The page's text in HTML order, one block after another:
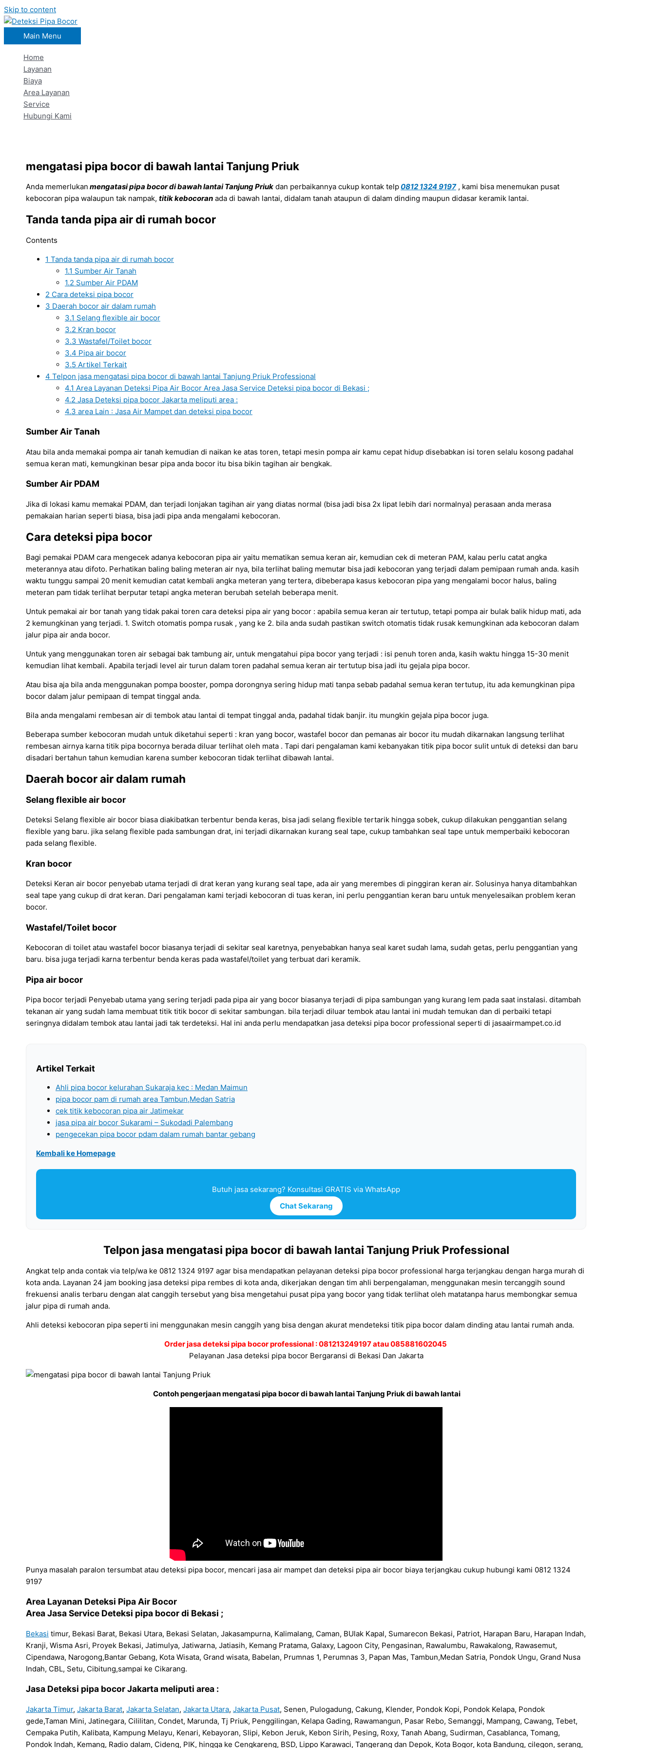
Skip to content
Main Menu
Home
Layanan
Biaya
Area Layanan
Service
Hubungi Kami
mengatasi pipa bocor di bawah lantai Tanjung Priuk
Anda memerlukan mengatasi pipa bocor di bawah lantai Tanjung Priuk dan perbaikannya cukup kontak telp0812 1324 9197, kami bisa menemukan pusat
kebocoran pipa walaupun tak nampak, titik kebocoran ada di bawah lantai, didalam tanah ataupun di dalam dinding maupun didasar keramik lantai.
Tanda tanda pipa air di rumah bocor
Contents
1 Tanda tanda pipa air di rumah bocor
1.1 Sumber Air Tanah
1.2 Sumber Air PDAM
2 Cara deteksi pipa bocor
3 Daerah bocor air dalam rumah
3.1 Selang flexible air bocor
3.2 Kran bocor
3.3 Wastafel/Toilet bocor
3.4 Pipa air bocor
3.5 Artikel Terkait
4 Telpon jasa mengatasi pipa bocor di bawah lantai Tanjung Priuk Professional
4.1 Area Layanan Deteksi Pipa Air Bocor Area Jasa Service Deteksi pipa bocor di Bekasi ;
4.2 Jasa Deteksi pipa bocor Jakarta meliputi area :
4.3 area Lain : Jasa Air Mampet dan deteksi pipa bocor
Sumber Air Tanah
Atau bila anda memakai pompa air tanah kemudian di naikan ke atas toren, tetapi mesin pompa air kamu cepat hidup disebabkan isi toren selalu kosong padahal
semua keran mati, kemungkinan besar pipa anda bocor itu bisa bikin tagihan air bengkak.
Sumber Air PDAM
Jika di lokasi kamu memakai PDAM, dan terjadi lonjakan tagihan air yang diatas normal (bisa jadi bisa 2x lipat lebih dari normalnya) perasaan anda merasa
pemakaian harian seperti biasa, bisa jadi pipa anda mengalami kebocoran.
Cara deteksi pipa bocor
Bagi pemakai PDAM cara mengecek adanya kebocoran pipa air yaitu mematikan semua keran air, kemudian cek di meteran PAM, kalau perlu catat angka
meterannya atau difoto. Perhatikan baling baling meteran air nya, bila terlihat baling memutar bisa jadi kebocoran yang terjadi dalam pemipaan rumah anda. kasih
waktu tunggu sampai 20 menit kemudian catat kembali angka meteran yang tertera, dibeberapa kasus kebocoran pipa yang mengalami bocor halus, baling
meteran pam tidak terlihat berputar tetapi angka meteran berubah setelah beberapa menit.
Untuk pemakai air bor tanah yang tidak pakai toren cara deteksi pipa air yang bocor : apabila semua keran air tertutup, tetapi pompa air bulak balik hidup mati, ada
2 kemungkinan yang terjadi. 1. Switch otomatis pompa rusak , yang ke 2. bila anda sudah pastikan switch otomatis tidak rusak kemungkinan ada kebocoran dalam
jalur pipa air anda bocor.
Untuk yang menggunakan toren air sebagai bak tambung air, untuk mengatahui pipa bocor yang terjadi : isi penuh toren anda, kasih waktu hingga 15-30 menit
kemudian lihat kembali. Apabila terjadi level air turun dalam toren padahal semua keran air tertutup bisa jadi itu gejala pipa bocor.
Atau bisa aja bila anda menggunakan pompa booster, pompa dorongnya sering hidup mati tanpa sebab padahal semua keran tertutup, itu ada kemungkinan pipa
bocor dalam jalur pemipaan di tempat tinggal anda.
Bila anda mengalami rembesan air di tembok atau lantai di tempat tinggal anda, padahal tidak banjir. itu mungkin gejala pipa bocor juga.
Beberapa sumber kebocoran mudah untuk diketahui seperti : kran yang bocor, wastafel bocor dan pemanas air bocor itu mudah dikarnakan langsung terlihat
rembesan airnya karna titik pipa bocornya berada diluar terlihat oleh mata . Tapi dari pengalaman kami kebanyakan titik pipa bocor sulit untuk di deteksi dan baru
disadari bertahun tahun kemudian karena sumber kebocoran tidak terlihat dibawah lantai.
Daerah bocor air dalam rumah
Selang flexible air bocor
Deteksi Selang flexible air bocor biasa diakibatkan terbentur benda keras, bisa jadi selang flexible tertarik hingga sobek, cukup dilakukan penggantian selang
flexible yang baru. jika selang flexible pada sambungan drat, ini terjadi dikarnakan kurang seal tape, cukup tambahkan seal tape untuk memperbaiki kebocoran
pada selang flexible.
Kran bocor
Deteksi Keran air bocor penyebab utama terjadi di drat keran yang kurang seal tape, ada air yang merembes di pinggiran keran air. Solusinya hanya ditambahkan
seal tape yang cukup di drat keran. Dari pengalaman kami terjadi kebocoran di tuas keran, ini perlu penggantian keran baru untuk menyelesaikan problem keran
bocor.
Wastafel/Toilet bocor
Kebocoran di toilet atau wastafel bocor biasanya terjadi di sekitar seal karetnya, penyebabkan hanya seal karet sudah lama, sudah getas, perlu penggantian yang
baru. bisa juga terjadi karna terbentur benda keras pada wastafel/toilet yang terbuat dari keramik.
Pipa air bocor
Pipa bocor terjadi Penyebab utama yang sering terjadi pada pipa air yang bocor biasanya terjadi di pipa sambungan yang kurang lem pada saat instalasi. ditambah
tekanan air yang sudah lama membuat titik titik bocor di sekitar sambungan. bila terjadi diluar tembok atau lantai ini mudah temukan dan di perbaiki tetapi
seringnya didalam tembok atau lantai jadi tak terdeteksi. Hal ini anda perlu mendapatkan jasa deteksi pipa bocor professional seperti di jasaairmampet.co.id
Artikel Terkait
Ahli pipa bocor kelurahan Sukaraja kec : Medan Maimun
pipa bocor pam di rumah area Tambun,Medan Satria
cek titik kebocoran pipa air Jatimekar
jasa pipa air bocor Sukarami – Sukodadi Palembang
pengecekan pipa bocor pdam dalam rumah bantar gebang
Kembali ke Homepage
Butuh jasa sekarang? Konsultasi GRATIS via WhatsApp
Chat Sekarang
Telpon jasa mengatasi pipa bocor di bawah lantai Tanjung Priuk Professional
Angkat telp anda contak via telp/wa ke 0812 1324 9197 agar bisa mendapatkan pelayanan deteksi pipa bocor professional harga terjangkau dengan harga murah di
kota anda. Layanan 24 jam booking jasa deteksi pipa rembes di kota anda, dikerjakan dengan tim ahli berpengalaman, menggunakan mesin tercanggih sound
frekuensi analis terbaru dengan alat canggih tersebut yang bisa mengetahui pusat pipa yang bocor yang tidak terlihat oleh matatanpa harus membongkar semua
jalur pipa di rumah anda.
Ahli deteksi kebocoran pipa seperti ini menggunakan mesin canggih yang bisa dengan akurat mendeteksi titik pipa bocor dalam dinding atau lantai rumah anda.
Order jasa deteksi pipa bocor professional : 081213249197 atau 085881602045
Pelayanan Jasa deteksi pipa bocor Bergaransi di Bekasi Dan Jakarta
Contoh pengerjaan mengatasi pipa bocor di bawah lantai Tanjung Priuk di bawah lantai
Punya masalah paralon tersumbat atau deteksi pipa bocor, mencari jasa air mampet dan deteksi pipa air bocor biaya terjangkau cukup hubungi kami 0812 1324
9197
Area Layanan Deteksi Pipa Air Bocor
Area Jasa Service Deteksi pipa bocor di Bekasi ;
Bekasi timur, Bekasi Barat, Bekasi Utara, Bekasi Selatan, Jakasampurna, Kalimalang, Caman, BUlak Kapal, Sumarecon Bekasi, Patriot, Harapan Baru, Harapan Indah,
Kranji, Wisma Asri, Proyek Bekasi, Jatimulya, Jatiwarna, Jatiasih, Kemang Pratama, Galaxy, Lagoon City, Pengasinan, Rawalumbu, Rawakalong, Rawasemut,
Cipendawa, Narogong,Bantar Gebang, Kota Wisata, Grand wisata, Babelan, Prumnas 1, Perumnas 3, Papan Mas, Tambun,Medan Satria, Pondok Ungu, Grand Nusa
Indah, CBL, Setu, Cibitung,sampai ke Cikarang.
Jasa Deteksi pipa bocor Jakarta meliputi area :
Jakarta Timur, Jakarta Barat, Jakarta Selatan, Jakarta Utara, Jakarta Pusat, Senen, Pulogadung, Cakung, Klender, Pondok Kopi, Pondok Kelapa, Pondok
gede,Taman Mini, Jatinegara, Cililitan, Condet, Marunda, Tj Priuk, Penggilingan, Kelapa Gading, Rawamangun, Pasar Rebo, Semanggi, Mampang, Cawang, Tebet,
Cempaka Putih, Kalibata, Kampung Melayu, Kenari, Kebayoran, Slipi, Kebon Jeruk, Kebon Sirih, Pesing, Roxy, Tanah Abang, Sudirman, Casablanca, Tomang,
Pondok Indah, Kemang, Radio dalam, Cideng, PIK, hingga ke Cengkareng, BSD, Lippo Karawaci, Tangerang dan Depok, Kota Bogor, kota Bandung, cilegon, serang,